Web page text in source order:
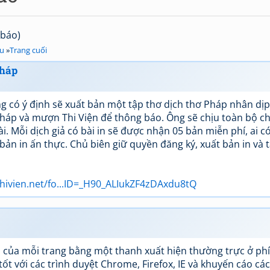
»Trang cuối
có ý định sẽ xuất bản một tập thơ dịch thơ Pháp nhân
và mượn Thi Viện để thông báo. Ông sẽ chịu toàn bộ
Mỗi dịch giả có bài in sẽ được nhận 05 bản miễn phí, ai
in ấn thực. Chủ biên giữ quyền đăng ký, xuất bản in và
fo...ID=_H90_ALIukZF4zDAxdu8tQ
mỗi trang bằng một thanh xuất hiện thường trực ở
với các trình duyệt Chrome, Firefox, IE và khuyến cáo